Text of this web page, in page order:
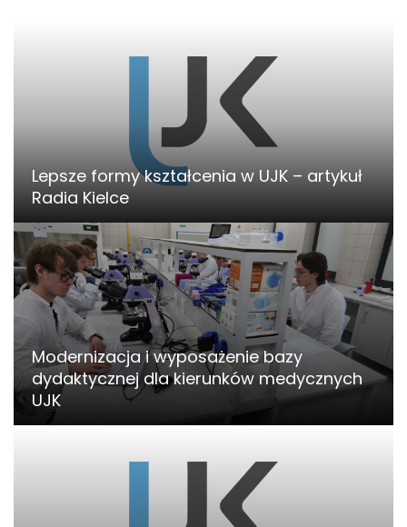
Lepsze formy kształcenia w UJK – artykuł
Radia Kielce
Modernizacja i wyposażenie bazy
dydaktycznej dla kierunków medycznych
UJK